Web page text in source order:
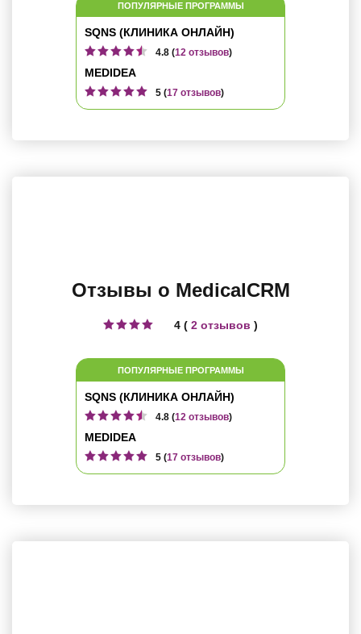
ПОПУЛЯРНЫЕ ПРОГРАММЫ
SQNS (КЛИНИКА ОНЛАЙН)
4.8 (12 отзывов)
MEDIDEA
5 (17 отзывов)
Отзывы о MedicalCRM
4 ( 2 отзывов )
ПОПУЛЯРНЫЕ ПРОГРАММЫ
SQNS (КЛИНИКА ОНЛАЙН)
4.8 (12 отзывов)
MEDIDEA
5 (17 отзывов)